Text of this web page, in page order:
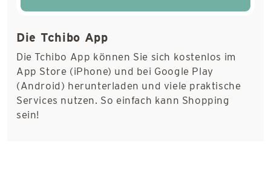
Die Tchibo App
Die Tchibo App können Sie sich kostenlos im
App Store (iPhone) und bei Google Play
(Android) herunterladen und viele praktische
Services nutzen. So einfach kann Shopping
sein!